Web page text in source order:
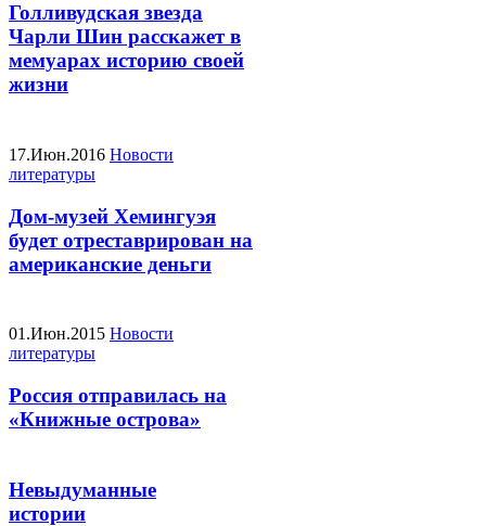
Голливудская звезда
Чарли Шин расскажет в
мемуарах историю своей
жизни
17.Июн.2016 Новости
литературы
Дом-музей Хемингуэя
будет отреставрирован на
американские деньги
01.Июн.2015 Новости
литературы
Россия отправилась на
«Книжные острова»
Невыдуманные
истории